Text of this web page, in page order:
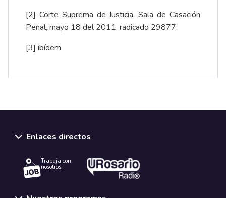
[2] Corte Suprema de Justicia, Sala de Casación
Penal, mayo 18 del 2011, radicado 29877.
[3] ibídem
Enlaces directos
Trabaja con
nosotros.